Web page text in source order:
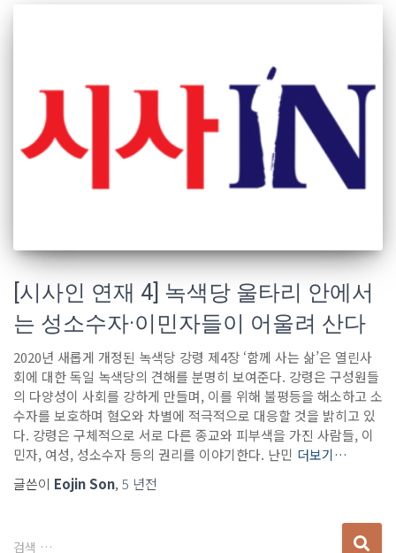
[시사인 연재 4] 녹색당 울타리 안에서
는 성소수자·이민자들이 어울려 산다
2020년 새롭게 개정된 녹색당 강령 제4장 ‘함께 사는 삶’은 열린사
회에 대한 독일 녹색당의 견해를 분명히 보여준다. 강령은 구성원들
의 다양성이 사회를 강하게 만들며, 이를 위해 불평등을 해소하고 소
수자를 보호하며 혐오와 차별에 적극적으로 대응할 것을 밝히고 있
다. 강령은 구체적으로 서로 다른 종교와 피부색을 가진 사람들, 이
민자, 여성, 성소수자 등의 권리를 이야기한다. 난민 더보기…
글쓴이 Eojin Son, 5 년전
다
검색 …